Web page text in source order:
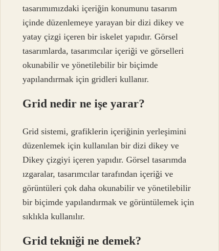
tasarımımızdaki içeriğin konumunu tasarım
içinde düzenlemeye yarayan bir dizi dikey ve
yatay çizgi içeren bir iskelet yapıdır. Görsel
tasarımlarda, tasarımcılar içeriği ve görselleri
okunabilir ve yönetilebilir bir biçimde
yapılandırmak için gridleri kullanır.
Grid nedir ne işe yarar?
Grid sistemi, grafiklerin içeriğinin yerleşimini
düzenlemek için kullanılan bir dizi dikey ve
Dikey çizgiyi içeren yapıdır. Görsel tasarımda
ızgaralar, tasarımcılar tarafından içeriği ve
görüntüleri çok daha okunabilir ve yönetilebilir
bir biçimde yapılandırmak ve görüntülemek için
sıklıkla kullanılır.
Grid tekniği ne demek?